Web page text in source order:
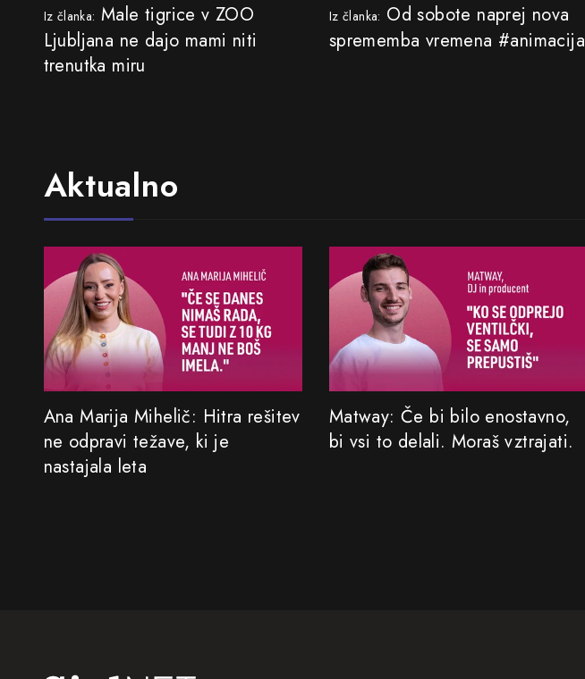
Iz članka: Male tigrice v ZOO
Ljubljana ne dajo mami niti
trenutka miru
Iz članka: Od sobote naprej nova
sprememba vremena #animacija
Aktualno
Ana Marija Mihelič: Hitra rešitev
ne odpravi težave, ki je
nastajala leta
Matway: Če bi bilo enostavno,
bi vsi to delali. Moraš vztrajati.